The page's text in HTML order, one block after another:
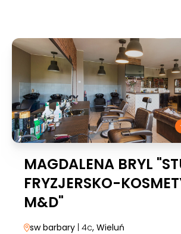
MAGDALENA BRYL
FRYZJERSKO-
M&D"
sw barbary | 4c, Wieluń